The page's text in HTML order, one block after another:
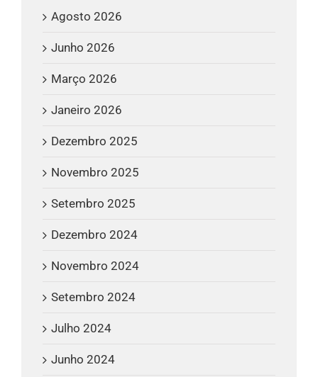
Agosto 2026
Junho 2026
Março 2026
Janeiro 2026
Dezembro 2025
Novembro 2025
Setembro 2025
Dezembro 2024
Novembro 2024
Setembro 2024
Julho 2024
Junho 2024